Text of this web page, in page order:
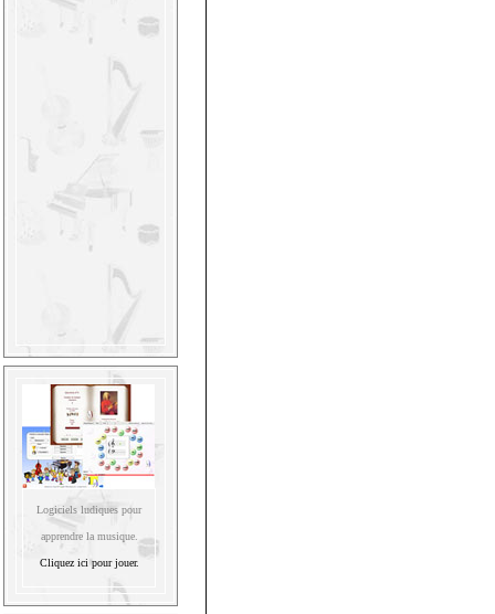
Logiciels ludiques pour
apprendre la musique.
Cliquez ici pour jouer.